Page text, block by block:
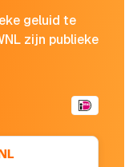
geluid te
zijn publieke